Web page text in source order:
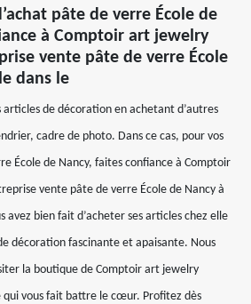
pâte de verre École de
à Comptoir art jewelry
vente pâte de verre École
dans le
articles de décoration en achetant d’autres
cadre de photo. Dans ce cas, pour vos
École de Nancy, faites confiance à Comptoir
vente pâte de verre École de Nancy à
avez bien fait d’acheter ses articles chez elle
décoration fascinante et apaisante. Nous
la boutique de Comptoir art jewelry
qui vous fait battre le cœur. Profitez dès